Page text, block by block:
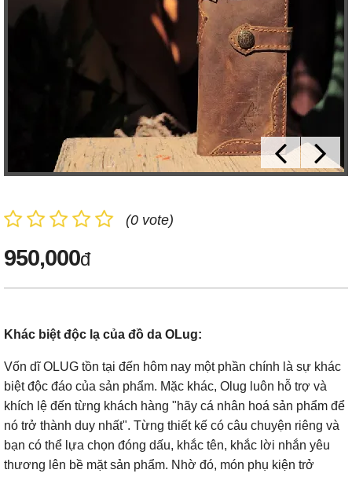
(0 vote)
950,000đ
Khác biệt độc lạ của đồ da OLug:
Vốn dĩ OLUG tồn tại đến hôm nay một phần chính là sự khác
biệt độc đáo của sản phẩm. Mặc khác, Olug luôn hỗ trợ và
khích lệ đến từng khách hàng "hãy cá nhân hoá sản phẩm để
nó trở thành duy nhất". Từng thiết kế có câu chuyện riêng và
bạn có thể lựa chọn đóng dấu, khắc tên, khắc lời nhắn yêu
thương lên bề mặt sản phẩm. Nhờ đó, món phụ kiện trở